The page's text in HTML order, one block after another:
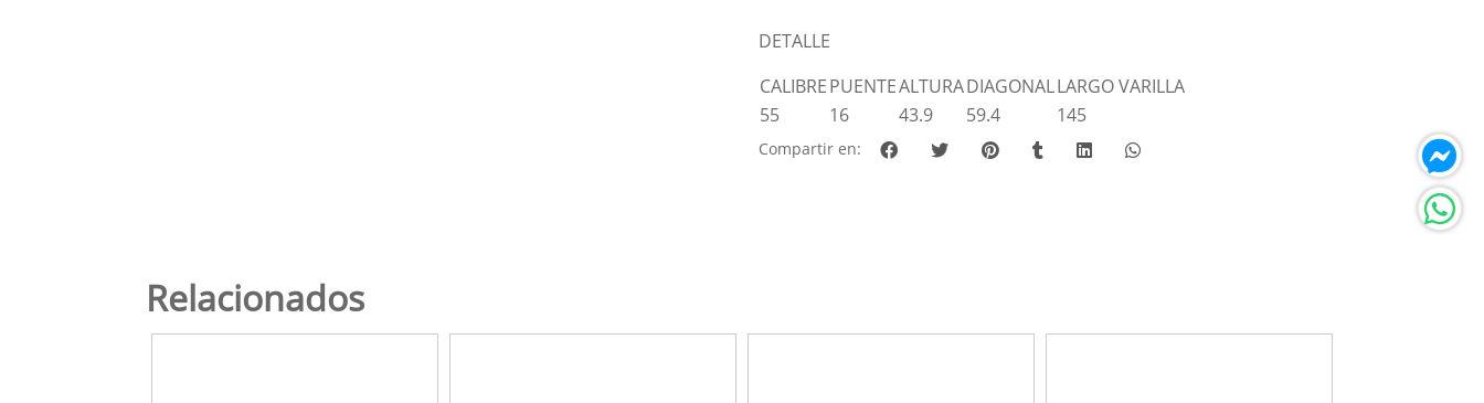
DETALLE
CALIBREPUENTEALTURADIAGONALLARGO VARILLA
55
16 43.9 59.4 145
Compartir en:
Relacionados